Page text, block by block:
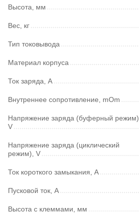
Высота, мм
Вес, кг
Тип токовывода
Материал корпуса
Ток заряда, А
Внутреннее сопротивление, mOm
Напряжение заряда (буферный режим),
V
Напряжение заряда (циклический
режим), V
Ток короткого замыкания, A
Пусковой ток, А
Высота с клеммами, мм